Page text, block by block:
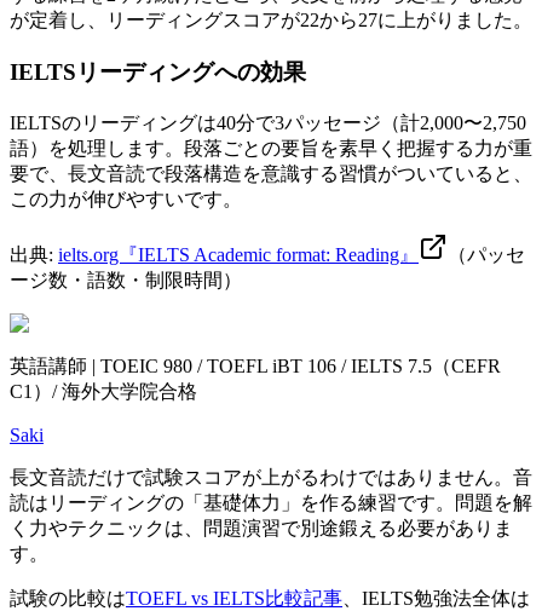
が定着し、リーディングスコアが22から27に上がりました。
IELTSリーディングへの効果
IELTSのリーディングは40分で3パッセージ（計2,000〜2,750
語）を処理します。段落ごとの要旨を素早く把握する力が重
要で、長文音読で段落構造を意識する習慣がついていると、
この力が伸びやすいです。
出典: ielts.org『IELTS Academic format: Reading』
（パッセ
ージ数・語数・制限時間）
英語講師 | TOEIC 980 / TOEFL iBT 106 / IELTS 7.5（CEFR
C1）/ 海外大学院合格
Saki
長文音読だけで試験スコアが上がるわけではありません。音
読はリーディングの「基礎体力」を作る練習です。問題を解
く力やテクニックは、問題演習で別途鍛える必要がありま
す。
試験の比較はTOEFL vs IELTS比較記事 、IELTS勉強法全体は